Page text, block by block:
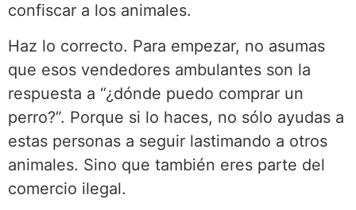
confiscar a los animales.
Haz lo correcto. Para empezar, no asumas
que esos vendedores ambulantes son la
respuesta a “¿dónde puedo comprar un
perro?”. Porque si lo haces, no sólo ayudas a
estas personas a seguir lastimando a otros
animales. Sino que también eres parte del
comercio ilegal.